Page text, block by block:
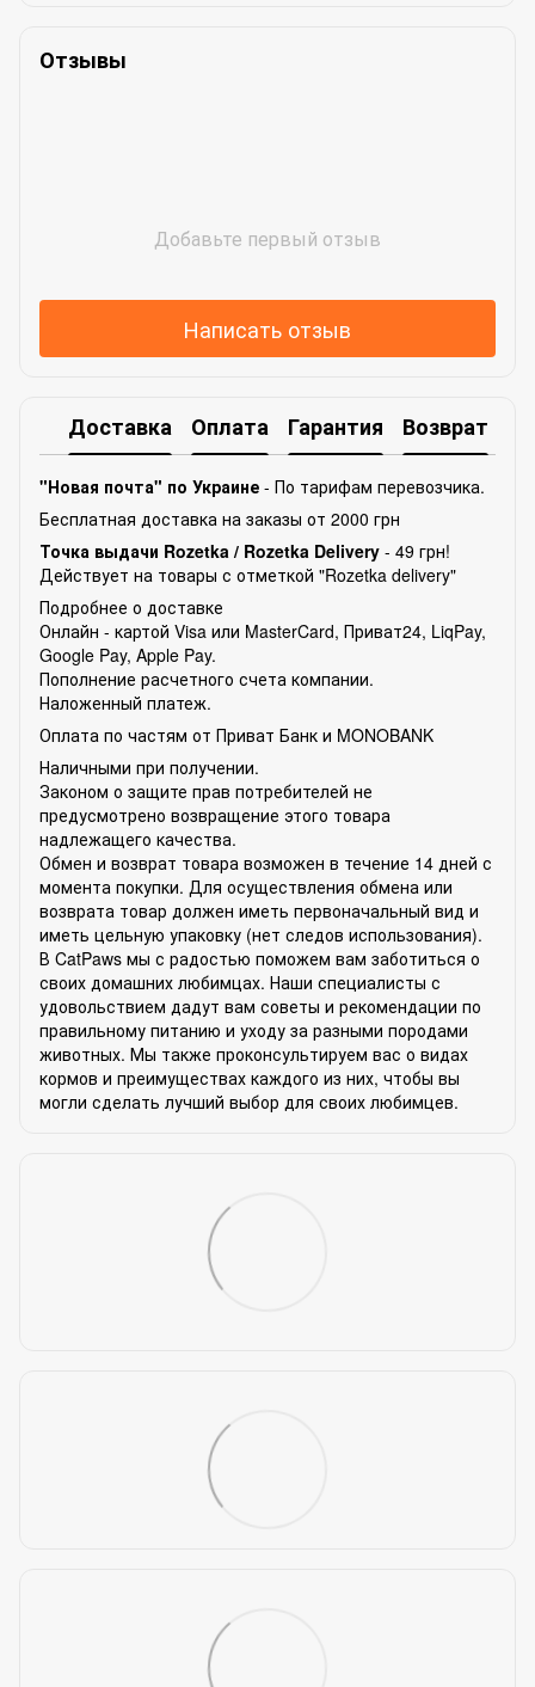
Отзывы
Добавьте первый отзыв
Написать отзыв
Доставка Оплата Гарантия Возврат
"Новая почта" по Украине - По тарифам перевозчика.
Бесплатная доставка на заказы от 2000 грн
Точка выдачи Rozetka / Rozetka Delivery - 49 грн!
Действует на товары с отметкой "Rozetka delivery"
Подробнее о доставке
Онлайн - картой Visa или MasterCard, Приват24, LiqPay,
Google Pay, Apple Pay.
Пополнение расчетного счета компании.
Наложенный платеж.
Оплата по частям от Приват Банк и MONOBANK
Наличными при получении.
Законом о защите прав потребителей не
предусмотрено возвращение этого товара
надлежащего качества.
Обмен и возврат товара возможен в течение 14 дней с
момента покупки. Для осуществления обмена или
возврата товар должен иметь первоначальный вид и
иметь цельную упаковку (нет следов использования).
В CatPaws мы с радостью поможем вам заботиться о
своих домашних любимцах. Наши специалисты с
удовольствием дадут вам советы и рекомендации по
правильному питанию и уходу за разными породами
животных. Мы также проконсультируем вас о видах
кормов и преимуществах каждого из них, чтобы вы
могли сделать лучший выбор для своих любимцев.